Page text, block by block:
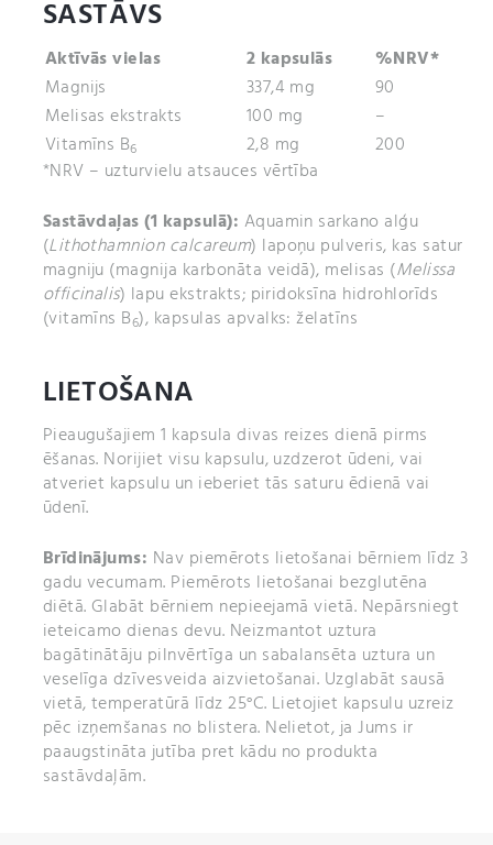
SASTĀVS
Aktīvās vielas 2 kapsulās
%NRV*
Magnijs
337,4 mg
90
Melisas ekstrakts
100 mg
–
Vitamīns B6 2,8 mg
200
*NRV – uzturvielu atsauces vērtība
Sastāvdaļas (1 kapsulā): Aquamin sarkano alģu
(Lithothamnion calcareum) lapoņu pulveris, kas satur
magniju (magnija karbonāta veidā), melisas (Melissa
officinalis) lapu ekstrakts; piridoksīna hidrohlorīds
(vitamīns B6), kapsulas apvalks: želatīns
LIETOŠANA
Pieaugušajiem 1 kapsula divas reizes dienā pirms
ēšanas. Norijiet visu kapsulu, uzdzerot ūdeni, vai
atveriet kapsulu un ieberiet tās saturu ēdienā vai
ūdenī.
Brīdinājums: Nav piemērots lietošanai bērniem līdz 3
gadu vecumam. Piemērots lietošanai bezglutēna
diētā. Glabāt bērniem nepieejamā vietā. Nepārsniegt
ieteicamo dienas devu. Neizmantot uztura
bagātinātāju pilnvērtīga un sabalansēta uztura un
veselīga dzīvesveida aizvietošanai. Uzglabāt sausā
vietā, temperatūrā līdz 25°C. Lietojiet kapsulu uzreiz
pēc izņemšanas no blistera. Nelietot, ja Jums ir
paaugstināta jutība pret kādu no produkta
sastāvdaļām.